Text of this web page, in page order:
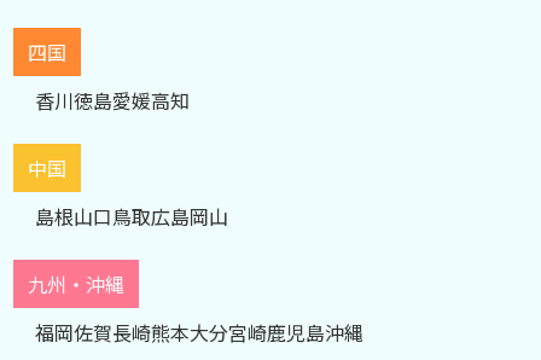
四国
香川徳島愛媛高知
中国
島根山口鳥取広島岡山
九州・沖縄
福岡佐賀長崎熊本大分宮崎鹿児島沖縄